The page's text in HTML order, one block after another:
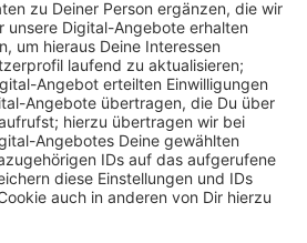
Ennepetal), Petra Backhoff
Ennepetal) und Ralf
Hagen).
Ruhr-Kreis I